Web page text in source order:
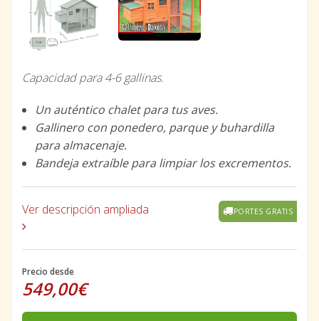
Capacidad para 4-6 gallinas.
Un auténtico chalet para tus aves.
Gallinero con ponedero, parque y buhardilla
para almacenaje.
Bandeja extraíble para limpiar los excrementos.
Ver descripción ampliada PORTES GRATIS
Precio desde
549,00€